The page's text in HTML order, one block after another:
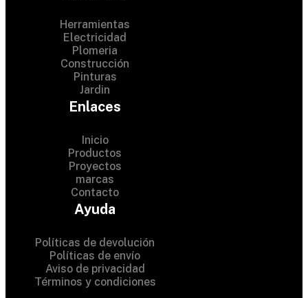
Herramientas
Electricidad
Plomeria
Construcción
Pinturas
Jardin
Enlaces
Inicio
Productos
Proyectos
marcas
Contacto
Ayuda
Políticas de devolución
Políticas de envío
Aviso de privacidad
Términos y condiciones